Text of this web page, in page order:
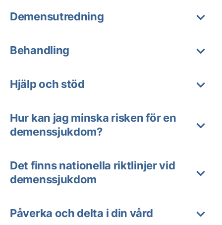
Demensutredning
Behandling
Hjälp och stöd
Hur kan jag minska risken för en
demenssjukdom?
Det finns nationella riktlinjer vid
demenssjukdom
Påverka och delta i din vård